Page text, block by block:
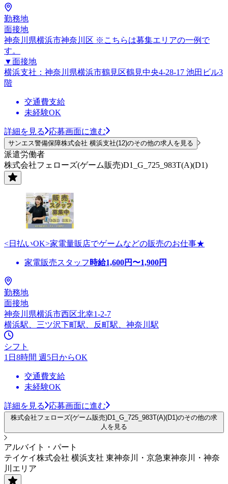
勤務地
面接地
神奈川県横浜市神奈川区 ※こちらは募集エリアの一例で
す。
▼面接地
横浜支社：神奈川県横浜市鶴見区鶴見中央4-28-17 池田ビル3
階
交通費支給
未経験OK
詳細を見る 応募画面に進む
サンエス警備保障株式会社 横浜支社(12)のその他の求人を見る
派遣労働者
株式会社フェローズ(ゲーム販売)D1_G_725_983T(A)(D1)
<日払いOK>家電量販店でゲームなどの販売のお仕事★
家電販売スタッフ 時給1,600円〜1,900円
勤務地
面接地
神奈川県横浜市西区北幸1-2-7
横浜駅、三ツ沢下町駅、反町駅、神奈川駅
シフト
1日8時間 週5日からOK
交通費支給
未経験OK
詳細を見る 応募画面に進む
株式会社フェローズ(ゲーム販売)D1_G_725_983T(A)(D1)のその他の求
人を見る
アルバイト・パート
テイケイ株式会社 横浜支社 東神奈川・京急東神奈川・神奈
川エリア